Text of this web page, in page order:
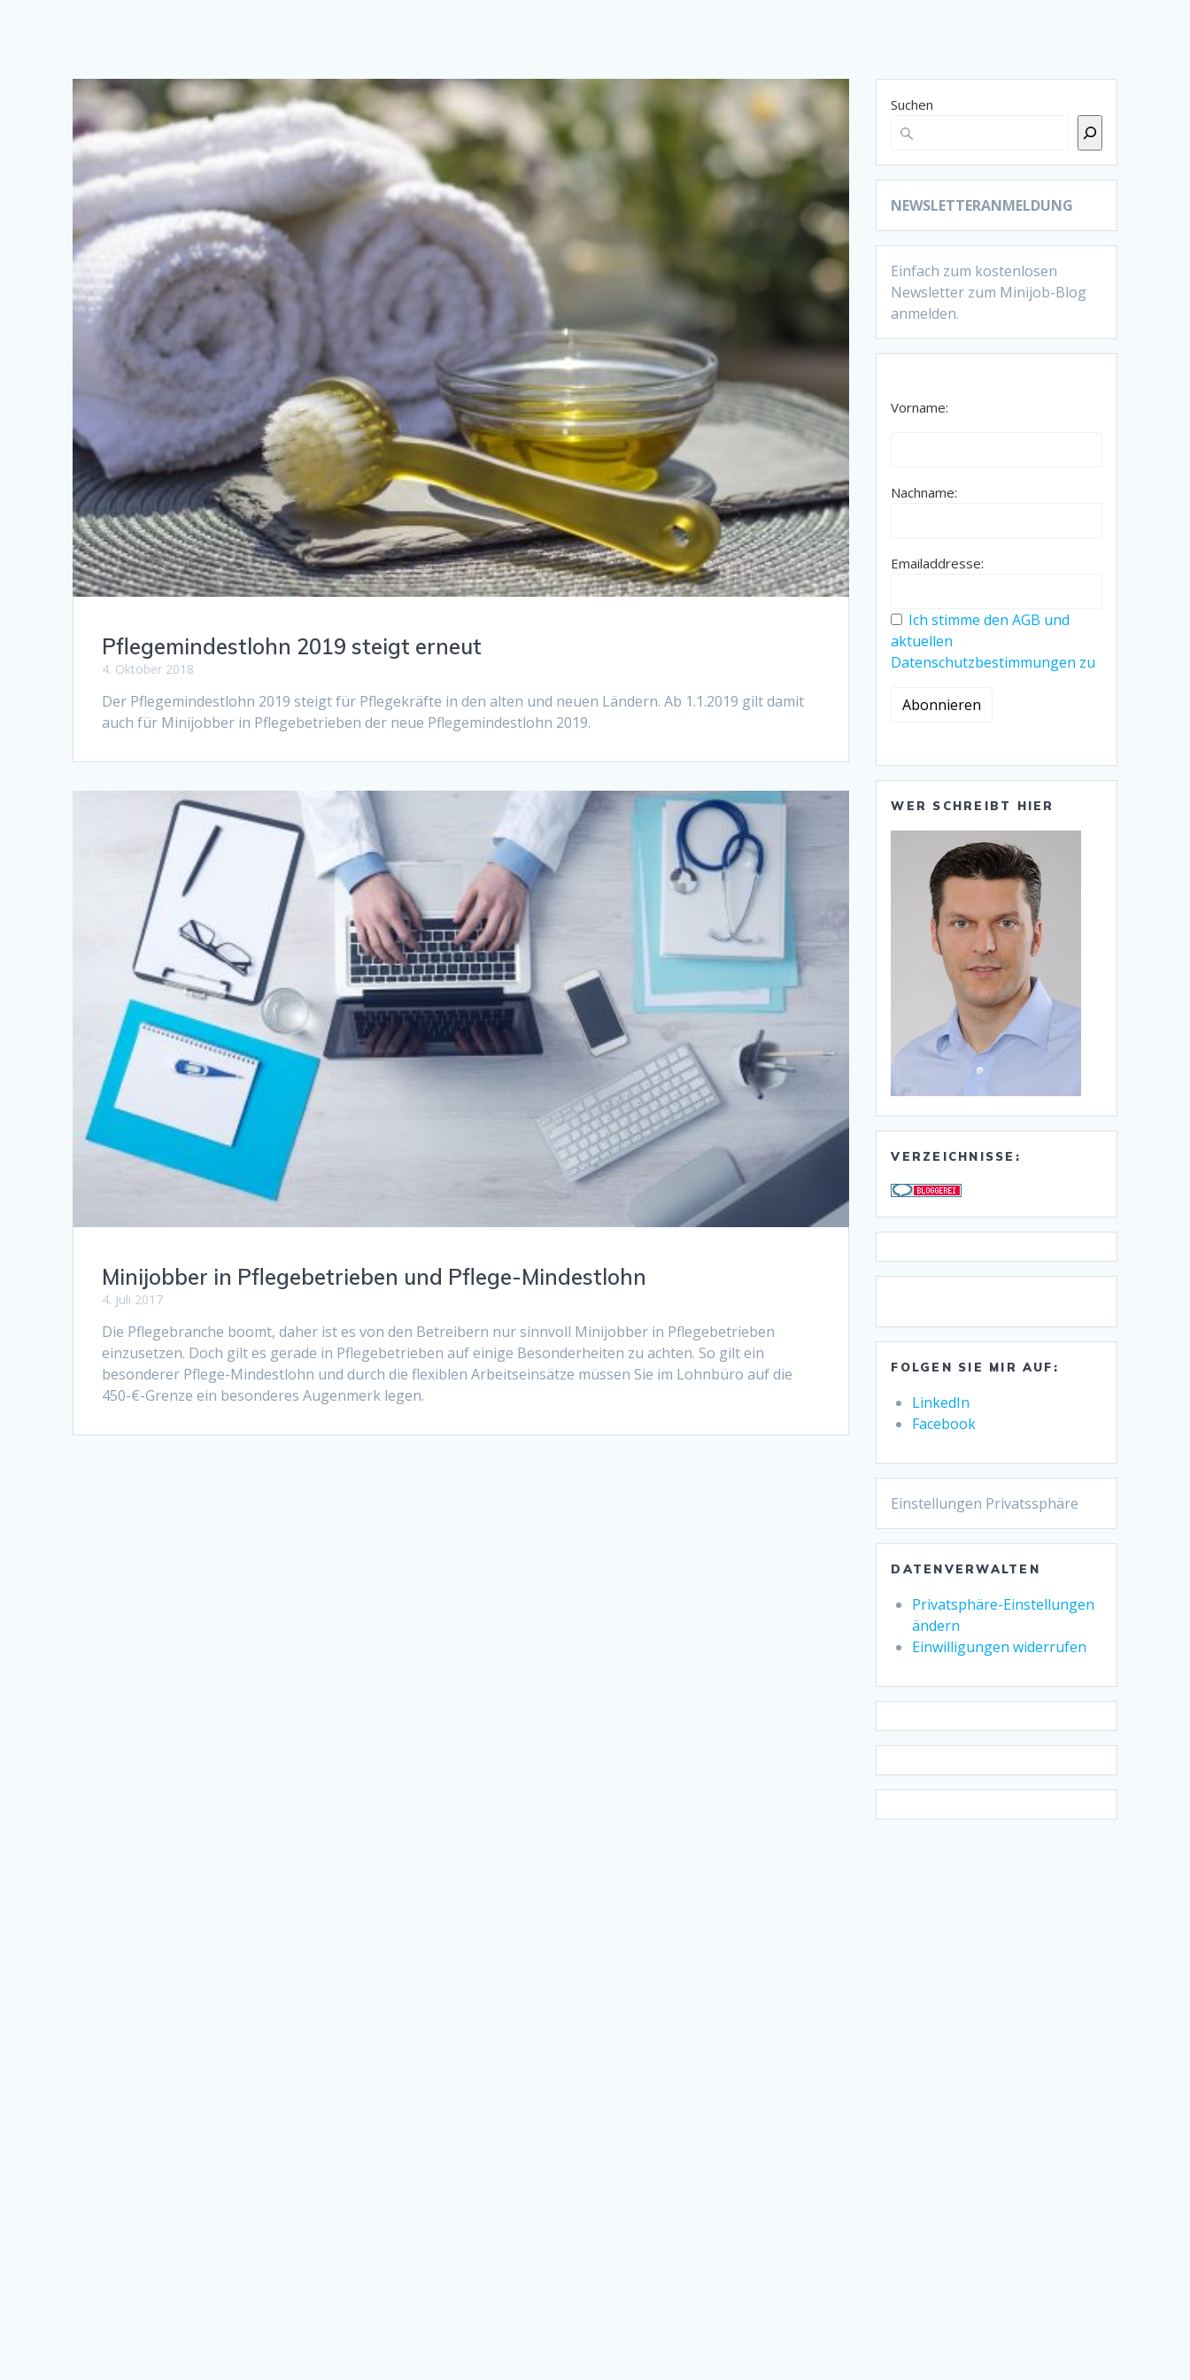
Pflegemindestlohn 2019 steigt erneut
4. Oktober 2018
Der Pflegemindestlohn 2019 steigt für Pflegekräfte in den alten und neuen Ländern. Ab 1.1.2019 gilt damit
auch für Minijobber in Pflegebetrieben der neue Pflegemindestlohn 2019.
Minijobber in Pflegebetrieben und Pflege-Mindestlohn
4. Juli 2017
Die Pflegebranche boomt, daher ist es von den Betreibern nur sinnvoll Minijobber in Pflegebetrieben
einzusetzen. Doch gilt es gerade in Pflegebetrieben auf einige Besonderheiten zu achten. So gilt ein
besonderer Pflege-Mindestlohn und durch die flexiblen Arbeitseinsätze müssen Sie im Lohnbüro auf die
450-€-Grenze ein besonderes Augenmerk legen.
Suchen
NEWSLETTERANMELDUNG
Einfach zum kostenlosen
Newsletter zum Minijob-Blog
anmelden.
Vorname:
Nachname:
Emailaddresse:
Ich stimme den AGB und
aktuellen
Datenschutzbestimmungen zu
WER SCHREIBT HIER
VERZEICHNISSE:
FOLGEN SIE MIR AUF:
LinkedIn
Facebook
Einstellungen Privatssphäre
DATENVERWALTEN
Privatsphäre-Einstellungen
ändern
Einwilligungen widerrufen